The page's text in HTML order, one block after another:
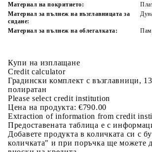
Материал на покритието:
Материал за пълнеж на възглавницата за
сядане:
Материал за пълнеж на облегалката:
Купи на изплащане
Credit calculator
Градински комплект с възглавници,
полиратан
Please select credit institution
Цена на продукта: €790.00
Extraction of information from credit
Предоставената таблица е с
Добавете продукта в количката си с
количката" и при поръчка ще можете